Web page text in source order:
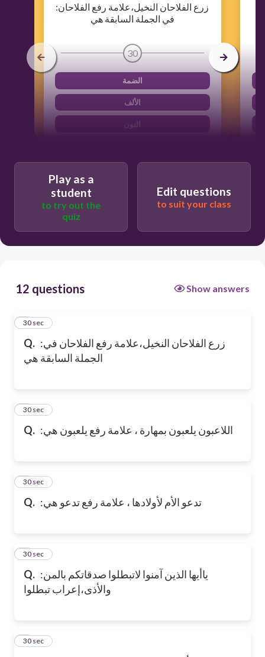
:زرع الفلاحان النخيل،علامة رفع الفلاحان
في الجملة السابقة هي
30
الضمة
الألف
النون
Play as a
student
to try out the
quiz
Edit questions
to suit your class
12 questions Show answers
Q. :زرع الفلاحان النخيل،علامة رفع الفلاحان في
الجملة السابقة هي
1
30 sec
Q. :اللاعبون يلعبون بمهارة ، علامة رفع يلعبون هي
2
30 sec
Q. :تدعو الأم لأولادها ، علامة رفع تدعو هي
3
30 sec
Q. :ياأيها الذين آمنوا لاتبطلوا صدقاتكم بالمن
والأذى،إعراب تبطلوا
4
30 sec
5
30 sec